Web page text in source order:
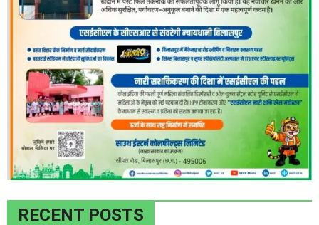
RECENT POSTS